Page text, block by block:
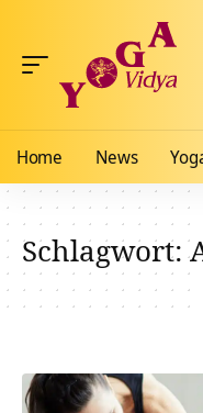
Home News
Schlagwort: